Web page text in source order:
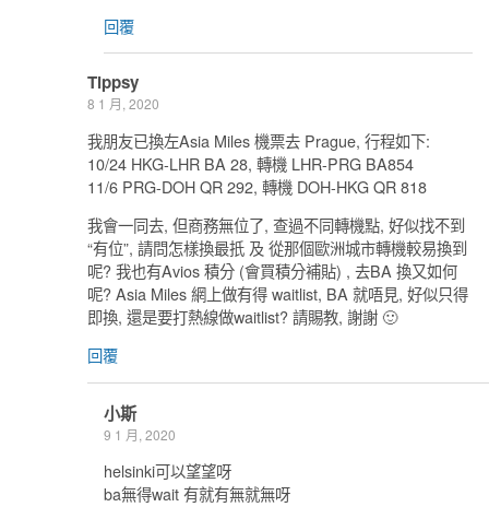
回覆
Tippsy
8 1 月, 2020
我朋友已換左Asia Miles 機票去 Prague, 行程如下:
10/24 HKG-LHR BA 28, 轉機 LHR-PRG BA854
11/6 PRG-DOH QR 292, 轉機 DOH-HKG QR 818
我會一同去, 但商務無位了, 查過不同轉機點, 好似找不到
“有位”, 請問怎樣換最扺 及 從那個歐洲城市轉機較易換到
呢? 我也有Avios 積分 (會買積分補貼) , 去BA 換又如何
呢? Asia Miles 網上做有得 waitlist, BA 就唔見, 好似只得
即換, 還是要打熱線做waitlist? 請賜教, 謝謝 🙂
回覆
小斯
9 1 月, 2020
helsinki可以望望呀
ba無得wait 有就有無就無呀